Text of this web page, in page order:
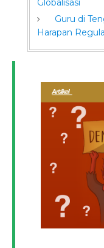
Globalisasi
Guru di
Harapan